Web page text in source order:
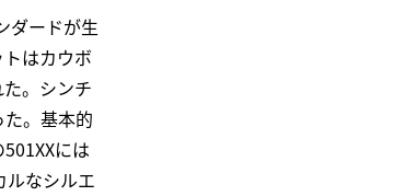
ダードが生
はカウボ
。シンチ
。基本的
には
ルなシルエ